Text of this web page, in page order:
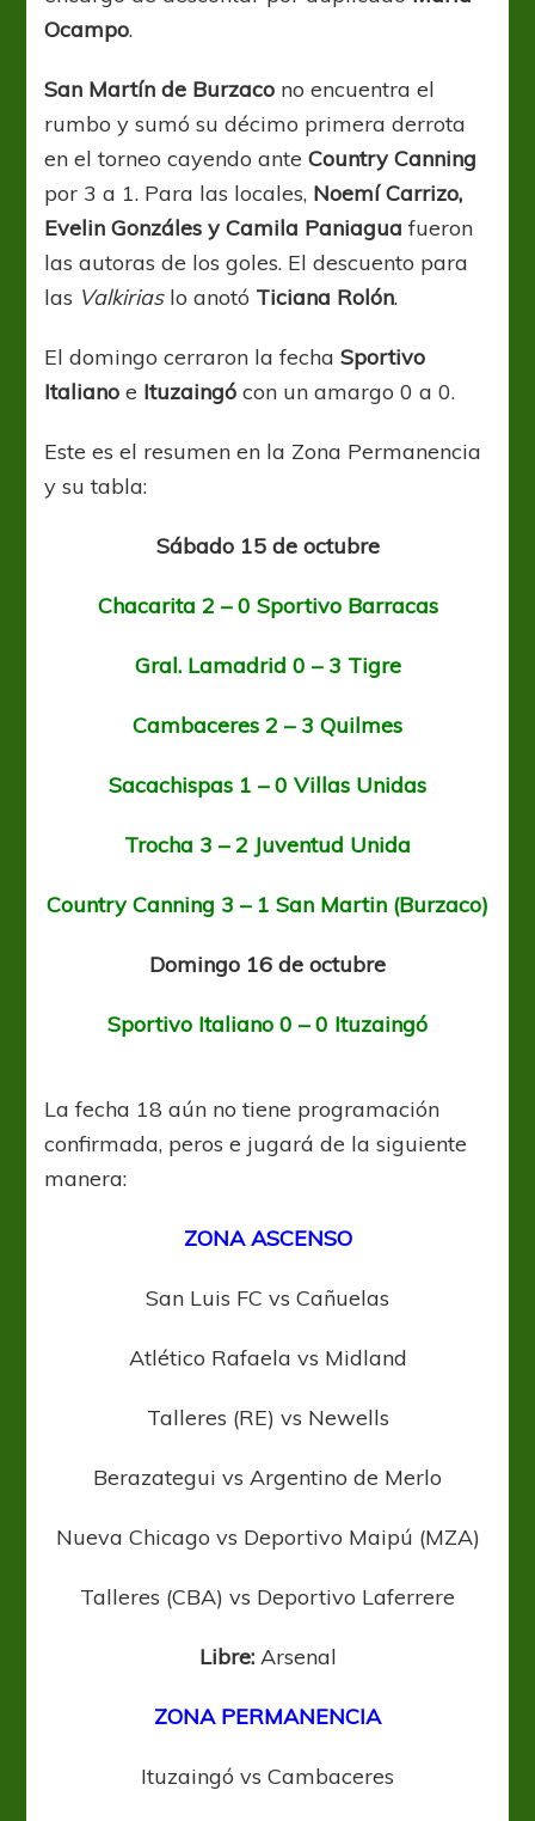
Ocampo.
San Martín de Burzaco no encuentra el
rumbo y sumó su décimo primera derrota
en el torneo cayendo anteCountry Canning
por 3 a 1. Para las locales, Noemí Carrizo,
Evelin Gonzáles y Camila Paniagua fueron
las autoras de los goles. El descuento para
las Valkiriaslo anotó Ticiana Rolón.
El domingo cerraron la fechaSportivo
Italiano e Ituzaingó con un amargo 0 a 0.
Este es el resumen en la Zona Permanencia
y su tabla:
Sábado 15 de octubre
Chacarita 2 – 0 Sportivo Barracas
Gral. Lamadrid 0 – 3 Tigre
Cambaceres 2 – 3 Quilmes
Sacachispas 1 – 0 Villas Unidas
Trocha 3 – 2 Juventud Unida
Country Canning 3 – 1 San Martin (Burzaco)
Domingo 16 de octubre
Sportivo Italiano 0 – 0 Ituzaingó
La fecha 18 aún no tiene programación
confirmada, peros e jugará de la siguiente
manera:
ZONA ASCENSO
San Luis FC vs Cañuelas
Atlético Rafaela vs Midland
Talleres (RE) vs Newells
Berazategui vs Argentino de Merlo
Nueva Chicago vs Deportivo Maipú (MZA)
Talleres (CBA) vs Deportivo Laferrere
Libre:Arsenal
ZONA PERMANENCIA
Ituzaingó vs Cambaceres